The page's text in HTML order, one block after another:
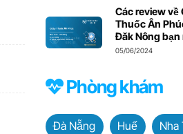
Các review về
Thuốc Ân
Đăk Nông bạn
05/06/2024
Phòng khám
Đà Nẵng Huế Nha